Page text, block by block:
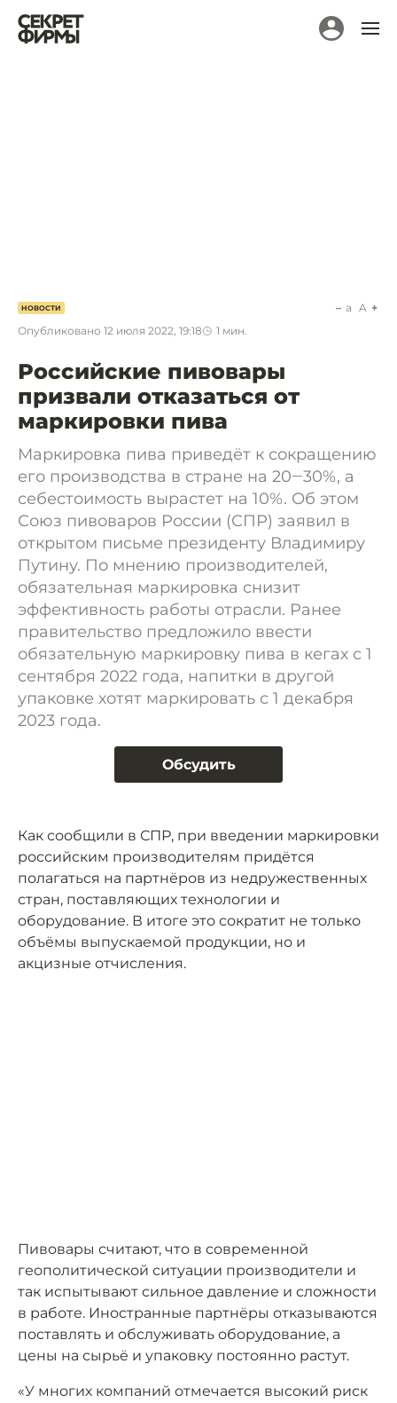
НОВОСТИ
Опубликовано 12 июля 2022, 19:18 1 мин.
a A
Российские пивовары
призвали отказаться от
маркировки пива
Маркировка пива приведёт к сокращению
его производства в стране на 20‒30%, а
себестоимость вырастет на 10%. Об этом
Союз пивоваров России (СПР) заявил в
открытом письме президенту Владимиру
Путину. По мнению производителей,
обязательная маркировка снизит
эффективность работы отрасли. Ранее
правительство предложило ввести
обязательную маркировку пива в кегах с 1
сентября 2022 года, напитки в другой
упаковке хотят маркировать с 1 декабря
2023 года.
Обсудить
Как сообщили в СПР, при введении маркировки
российским производителям придётся
полагаться на партнёров из недружественных
стран, поставляющих технологии и
оборудование. В итоге это сократит не только
объёмы выпускаемой продукции, но и
акцизные отчисления.
Пивовары считают, что в современной
геополитической ситуации производители и
так испытывают сильное давление и сложности
в работе. Иностранные партнёры отказываются
поставлять и обслуживать оборудование, а
цены на сырьё и упаковку постоянно растут.
«У многих компаний отмечается высокий риск